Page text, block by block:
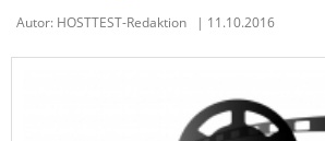
Autor: HOSTTEST-Redaktion | 11.10.2016